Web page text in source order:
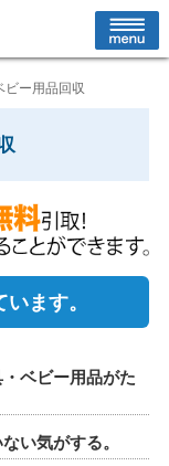
ビー用品回収
ます。
ベビー用品がた
い気がする。